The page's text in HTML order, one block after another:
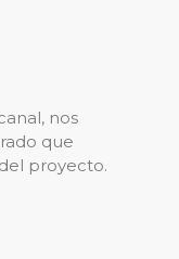
nos
que
proyecto.